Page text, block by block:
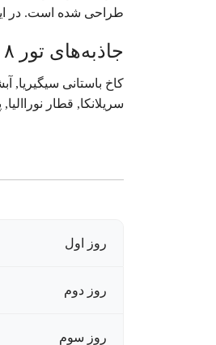
طراحی شده است. در این
جاذبه‌های تور ۸ روزه سریلانکا | شهریور
کاخ باستانی سیگیریا,
سریلانکا, قطار
روز اول
روز دوم
روز سوم